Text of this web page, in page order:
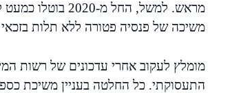
מראש. למשל,
משיכה של פנסיה פטורה ללא תלות
מומלץ לעקוב אחרי עדכונים של רשות
התעסוקתי. כל החלטה בעניין משיכת